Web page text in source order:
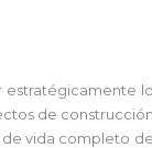
estratégicamente
de
de vida completo